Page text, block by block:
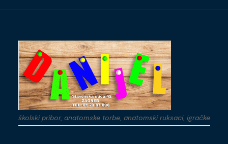
školski pribor, anatomske torbe, anatomski ruksaci, igračke